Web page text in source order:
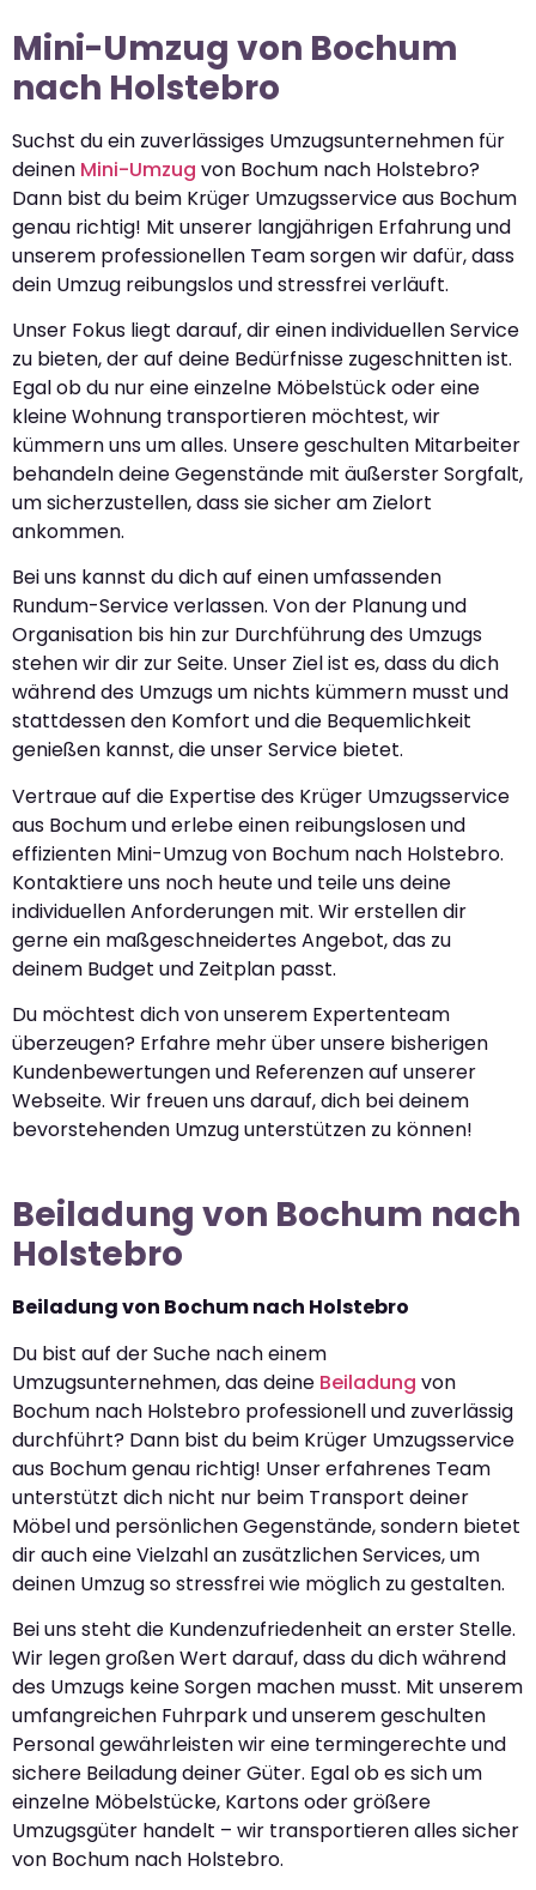
Mini-Umzug von Bochum
nach Holstebro
Suchst du ein zuverlässiges Umzugsunternehmen für
deinen Mini-Umzug von Bochum nach Holstebro?
Dann bist du beim Krüger Umzugsservice aus Bochum
genau richtig! Mit unserer langjährigen Erfahrung und
unserem professionellen Team sorgen wir dafür, dass
dein Umzug reibungslos und stressfrei verläuft.
Unser Fokus liegt darauf, dir einen individuellen Service
zu bieten, der auf deine Bedürfnisse zugeschnitten ist.
Egal ob du nur eine einzelne Möbelstück oder eine
kleine Wohnung transportieren möchtest, wir
kümmern uns um alles. Unsere geschulten Mitarbeiter
behandeln deine Gegenstände mit äußerster Sorgfalt,
um sicherzustellen, dass sie sicher am Zielort
ankommen.
Bei uns kannst du dich auf einen umfassenden
Rundum-Service verlassen. Von der Planung und
Organisation bis hin zur Durchführung des Umzugs
stehen wir dir zur Seite. Unser Ziel ist es, dass du dich
während des Umzugs um nichts kümmern musst und
stattdessen den Komfort und die Bequemlichkeit
genießen kannst, die unser Service bietet.
Vertraue auf die Expertise des Krüger Umzugsservice
aus Bochum und erlebe einen reibungslosen und
effizienten Mini-Umzug von Bochum nach Holstebro.
Kontaktiere uns noch heute und teile uns deine
individuellen Anforderungen mit. Wir erstellen dir
gerne ein maßgeschneidertes Angebot, das zu
deinem Budget und Zeitplan passt.
Du möchtest dich von unserem Expertenteam
überzeugen? Erfahre mehr über unsere bisherigen
Kundenbewertungen und Referenzen auf unserer
Webseite. Wir freuen uns darauf, dich bei deinem
bevorstehenden Umzug unterstützen zu können!
Beiladung von Bochum nach
Holstebro
Beiladung von Bochum nach Holstebro
Du bist auf der Suche nach einem
Umzugsunternehmen, das deine Beiladung von
Bochum nach Holstebro professionell und zuverlässig
durchführt? Dann bist du beim Krüger Umzugsservice
aus Bochum genau richtig! Unser erfahrenes Team
unterstützt dich nicht nur beim Transport deiner
Möbel und persönlichen Gegenstände, sondern bietet
dir auch eine Vielzahl an zusätzlichen Services, um
deinen Umzug so stressfrei wie möglich zu gestalten.
Bei uns steht die Kundenzufriedenheit an erster Stelle.
Wir legen großen Wert darauf, dass du dich während
des Umzugs keine Sorgen machen musst. Mit unserem
umfangreichen Fuhrpark und unserem geschulten
Personal gewährleisten wir eine termingerechte und
sichere Beiladung deiner Güter. Egal ob es sich um
einzelne Möbelstücke, Kartons oder größere
Umzugsgüter handelt – wir transportieren alles sicher
von Bochum nach Holstebro.